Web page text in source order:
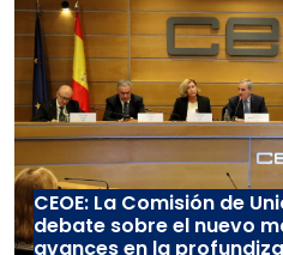
CEOE: La Comisión de
debate sobre el nuevo
avances en la